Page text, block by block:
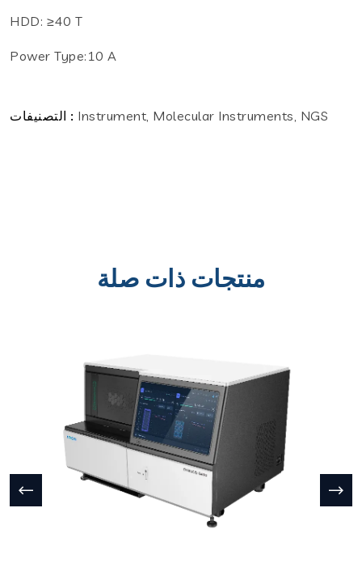
HDD: ≥40 T
Power Type:10 A
التصنيفات : Instrument, Molecular Instruments, NGS
منتجات ذات صلة